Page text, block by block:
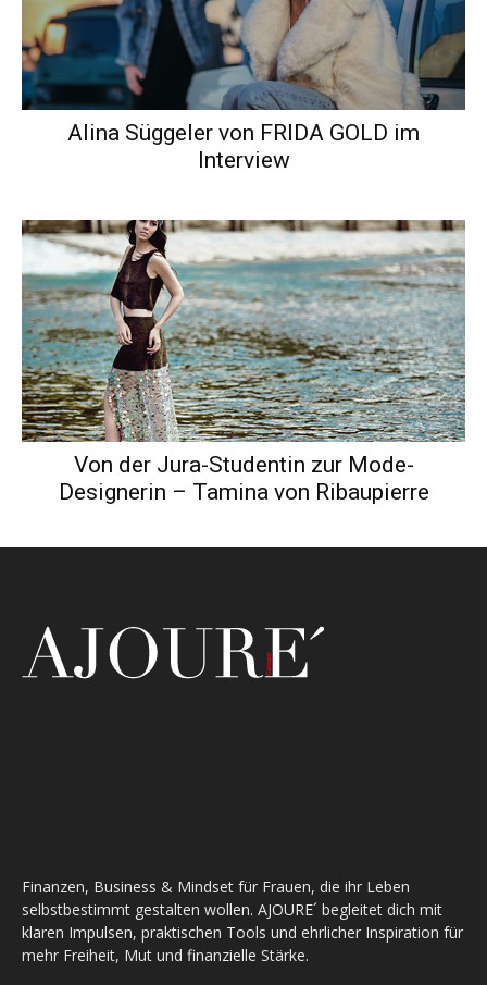
Alina Süggeler von FRIDA GOLD im
Interview
Von der Jura-Studentin zur Mode-
Designerin – Tamina von Ribaupierre
Finanzen, Business & Mindset für Frauen, die ihr Leben
selbstbestimmt gestalten wollen. AJOURE´ begleitet dich mit
klaren Impulsen, praktischen Tools und ehrlicher Inspiration für
mehr Freiheit, Mut und finanzielle Stärke.